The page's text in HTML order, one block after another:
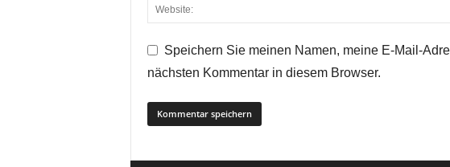
Speichern Sie meinen Namen, meine E-Mail-
nächsten Kommentar in diesem Browser.